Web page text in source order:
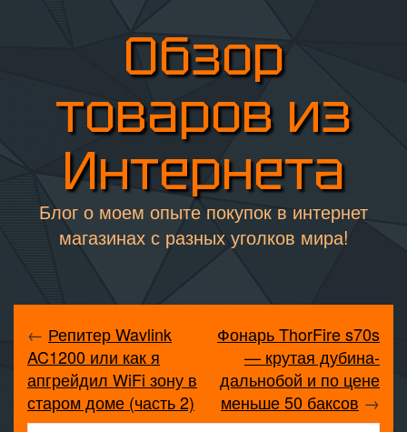
Обзор
товаров из
Интернета
Блог о моем опыте покупок в интернет
магазинах с разных уголков мира!
← Репитер Wavlink
AC1200 или как я
апгрейдил WiFi зону в
старом доме (часть 2)
Фонарь ThorFire s70s
— крутая дубина-
дальнобой и по цене
меньше 50 баксов →